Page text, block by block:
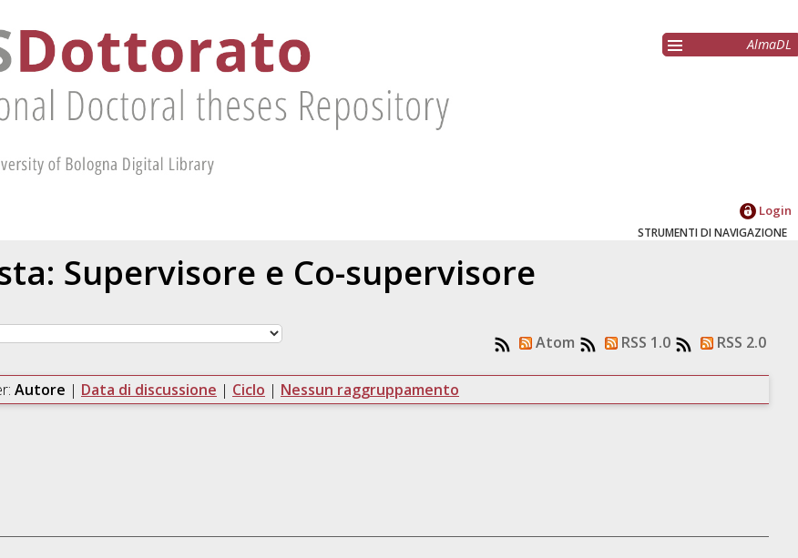
AlmaDL
Login
STRUMENTI DI NAVIGAZIONE
Supervisore e Co-supervisore
Atom RSS 1.0 RSS 2.0
Autore | Data di discussione | Ciclo | Nessun raggruppamento